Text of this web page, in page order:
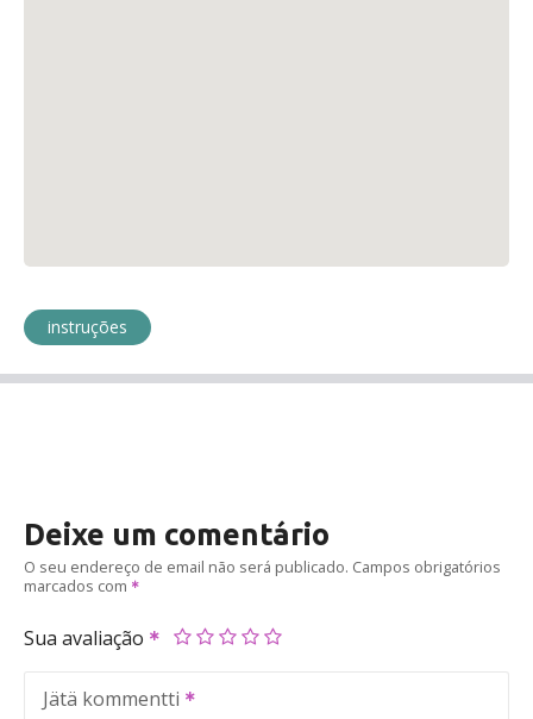
instruções
Deixe um comentário
O seu endereço de email não será publicado. Campos obrigatórios
marcados com
Sua avaliação
Jätä kommentti